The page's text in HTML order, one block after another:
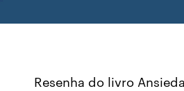
Resenha do livro